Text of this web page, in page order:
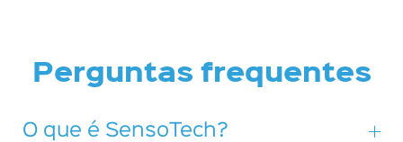
Perguntas frequentes
O que é SensoTech?